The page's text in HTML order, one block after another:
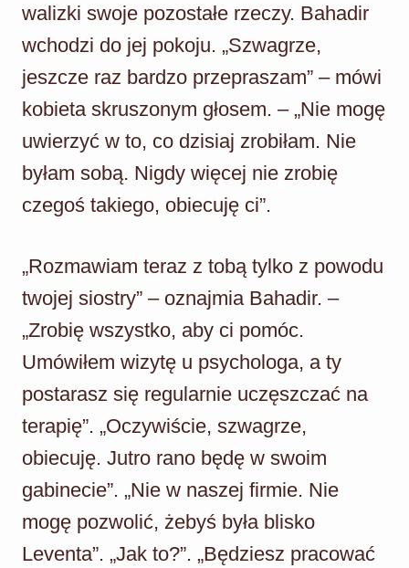
walizki swoje pozostałe rzeczy. Bahadir
wchodzi do jej pokoju. „Szwagrze,
jeszcze raz bardzo przepraszam” – mówi
kobieta skruszonym głosem. – „Nie mogę
uwierzyć w to, co dzisiaj zrobiłam. Nie
byłam sobą. Nigdy więcej nie zrobię
czegoś takiego, obiecuję ci”.
„Rozmawiam teraz z tobą tylko z powodu
twojej siostry” – oznajmia Bahadir. –
„Zrobię wszystko, aby ci pomóc.
Umówiłem wizytę u psychologa, a ty
postarasz się regularnie uczęszczać na
terapię”. „Oczywiście, szwagrze,
obiecuję. Jutro rano będę w swoim
gabinecie”. „Nie w naszej firmie. Nie
mogę pozwolić, żebyś była blisko
Leventa”. „Jak to?”. „Będziesz pracować